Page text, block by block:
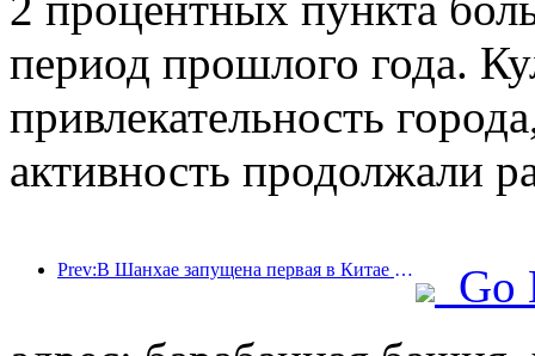
период прошлого года.
привлекательность
активность продолжали
Prev:В Шанхае запущена первая в Китае система самостоятельного потребления культурных и туристических услуг для иностранных туристов
Go